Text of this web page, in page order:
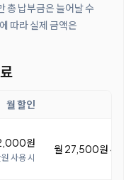
총 납부금은 늘어날 수
따라 실제 금액은
월 할인
원
사용 시
월 27,500원 ~